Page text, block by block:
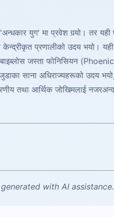
युग' मा प्रवेश गर्‍यो। तर
प्रणालीको उदय भयो।
बाइब्लोस जस्ता फोनिसियन
साना अधिराज्यहरूको उदय
तथा आर्थिक जोखिमलाई
with AI assistance.